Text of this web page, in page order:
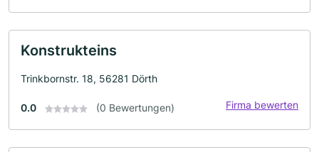
Konstrukteins
Trinkbornstr. 18, 56281 Dörth
0.0 (0 Bewertungen) Firma bewerten